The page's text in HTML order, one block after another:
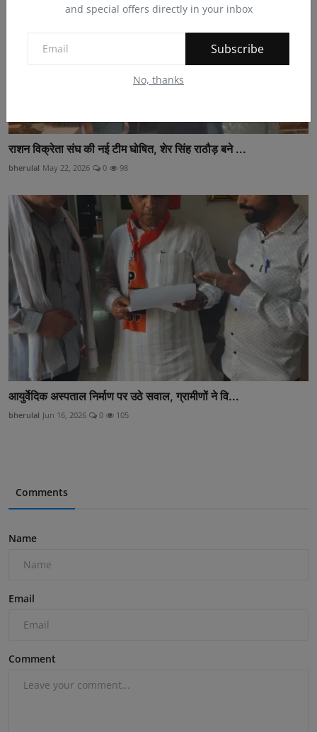
and special offers directly in your inbox
Subscribe
No, thanks
राशन विक्रेता संघ की नई टीम घोषित, शेर सिंह राठौड़ बने ...
bherulal May 22, 2026 0 98
आयुर्वेदिक अस्पताल निर्माण पर उठे सवाल, ग्रामीणों ने वि...
bherulal Jun 16, 2026 0 105
Comments
Name
Email
Comment